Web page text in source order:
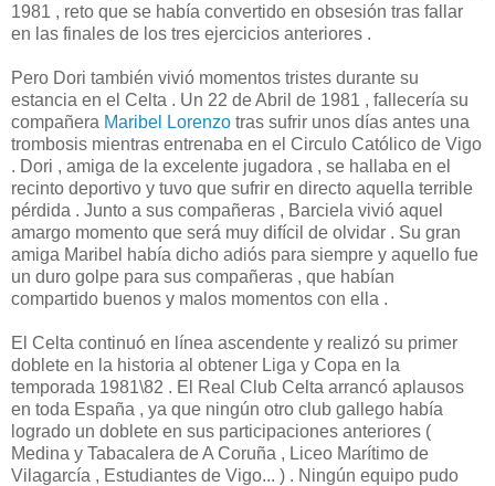
1981 , reto que se había convertido en obsesión tras fallar
en las finales de los tres ejercicios anteriores .
Pero Dori también vivió momentos tristes durante su
estancia en el Celta . Un 22 de Abril de 1981 , fallecería su
compañera Maribel Lorenzo tras sufrir unos días antes una
trombosis mientras entrenaba en el Circulo Católico de Vigo
. Dori , amiga de la excelente jugadora , se hallaba en el
recinto deportivo y tuvo que sufrir en directo aquella terrible
pérdida . Junto a sus compañeras , Barciela vivió aquel
amargo momento que será muy difícil de olvidar . Su gran
amiga Maribel había dicho adiós para siempre y aquello fue
un duro golpe para sus compañeras , que habían
compartido buenos y malos momentos con ella .
El Celta continuó en línea ascendente y realizó su primer
doblete en la historia al obtener Liga y Copa en la
temporada 1981\82 . El Real Club Celta arrancó aplausos
en toda España , ya que ningún otro club gallego había
logrado un doblete en sus participaciones anteriores (
Medina y Tabacalera de A Coruña , Liceo Marítimo de
Vilagarcía , Estudiantes de Vigo... ) . Ningún equipo pudo